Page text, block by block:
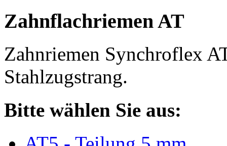
Zahnflachriemen AT
Zahnriemen Synchroflex
Stahlzugstrang.
Bitte wählen Sie aus: